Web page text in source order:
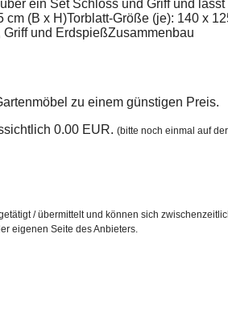
ein Set Schloss und Griff und lässt
(B x H)Torblatt-Größe (je): 140 x
und ErdspießZusammenbau
zu einem günstigen Preis.
0.00 EUR. (bitte noch einmal auf der
/ übermittelt und können sich
eigenen Seite des Anbieters.